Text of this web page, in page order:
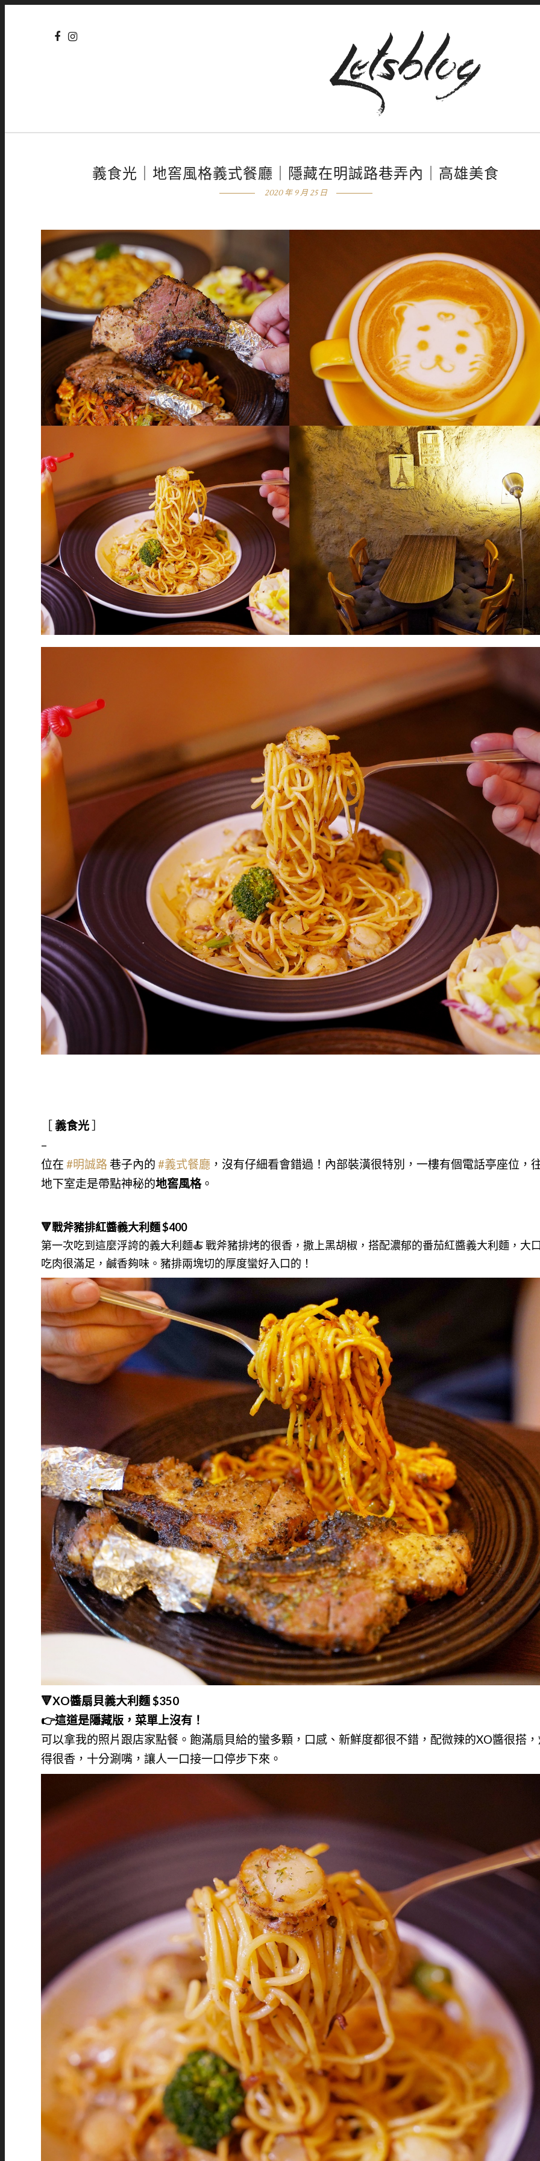
義食光｜地窖風格義式餐廳｜隱藏在明誠路巷弄內｜高雄美食
2020 年 9 月 25 日
義食光］
–
位在 #明誠路巷子內的 #義式餐廳 ，沒有仔細看會錯過！內部裝潢很特別，一樓有個電話亭座位，
地下室走是帶點神秘的地窖風格。
🔻戰斧豬排紅醬義大利麵 $400
第一次吃到這麼浮誇的義大利麵🍝 戰斧豬排烤的很香，撒上黑胡椒，搭配濃郁的番茄紅醬義大利麵，大
吃肉很滿足，鹹香夠味。豬排兩塊切的厚度蠻好入口的！
🔻XO醬扇貝義大利麵 $350
👉這道是隱藏版，菜單上沒有！
可以拿我的照片跟店家點餐。飽滿扇貝給的蠻多顆，口感、新鮮度都很不錯，配微辣的XO醬很搭
得很香，十分涮嘴，讓人一口接一口停步下來。